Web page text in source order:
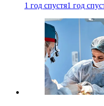
1 год спустя1 год